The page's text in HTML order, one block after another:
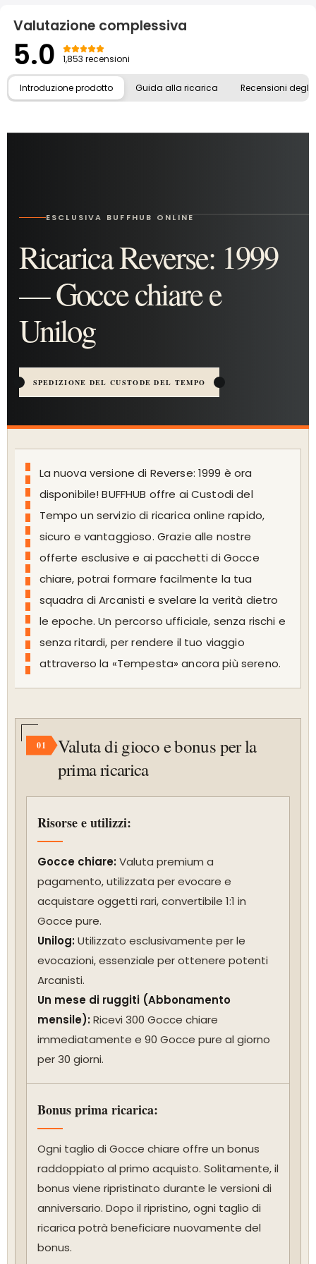
Valutazione complessiva
5.0 1,853 recensioni
Introduzione prodotto Guida alla ricarica Recensioni degli
ESCLUSIVA BUFFHUB ONLINE
Ricarica Reverse: 1999
— Gocce chiare e
Unilog
SPEDIZIONE DEL CUSTODE DEL TEMPO
La nuova versione di Reverse: 1999 è ora
disponibile! BUFFHUB offre ai Custodi del
Tempo un servizio di ricarica online rapido,
sicuro e vantaggioso. Grazie alle nostre
offerte esclusive e ai pacchetti di Gocce
chiare, potrai formare facilmente la tua
squadra di Arcanisti e svelare la verità dietro
le epoche. Un percorso ufficiale, senza rischi e
senza ritardi, per rendere il tuo viaggio
attraverso la «Tempesta» ancora più sereno.
01
Valuta di gioco e bonus per la
prima ricarica
Risorse e utilizzi:
Gocce chiare: Valuta premium a
pagamento, utilizzata per evocare e
acquistare oggetti rari, convertibile 1:1 in
Gocce pure.
Unilog: Utilizzato esclusivamente per le
evocazioni, essenziale per ottenere potenti
Arcanisti.
Un mese di ruggiti (Abbonamento
mensile): Ricevi 300 Gocce chiare
immediatamente e 90 Gocce pure al giorno
per 30 giorni.
Bonus prima ricarica:
Ogni taglio di Gocce chiare offre un bonus
raddoppiato al primo acquisto. Solitamente, il
bonus viene ripristinato durante le versioni di
anniversario. Dopo il ripristino, ogni taglio di
ricarica potrà beneficiare nuovamente del
bonus.